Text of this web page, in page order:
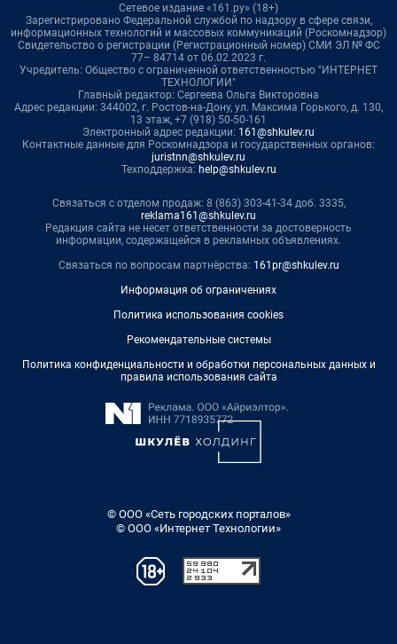
Сетевое издание «161.ру» (18+)
Зарегистрировано Федеральной службой по надзору в сфере связи,
информационных технологий и массовых коммуникаций (Роскомнадзор)
Свидетельство о регистрации (Регистрационный номер) СМИ ЭЛ № ФС
77– 84714 от 06.02.2023 г.
Учредитель: Общество с ограниченной ответственностью "ИНТЕРНЕТ
ТЕХНОЛОГИИ"
Главный редактор: Сергеева Ольга Викторовна
Адрес редакции: 344002, г. Ростов-на-Дону, ул. Максима Горького, д. 130,
13 этаж, +7 (918) 50-50-161
Электронный адрес редакции: 161@shkulev.ru
Контактные данные для Роскомнадзора и государственных органов:
juristnn@shkulev.ru
Техподдержка: help@shkulev.ru
Связаться с отделом продаж: 8 (863) 303-41-34 доб. 3335,
reklama161@shkulev.ru
Редакция сайта не несет ответственности за достоверность
информации, содержащейся в рекламных объявлениях.
Связаться по вопросам партнёрства: 161pr@shkulev.ru
Информация об ограничениях
Политика использования cookies
Рекомендательные системы
Политика конфиденциальности и обработки персональных данных и
правила использования сайта
© ООО «Сеть городских порталов»
© ООО «Интернет Технологии»